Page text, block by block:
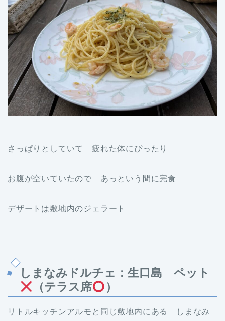
さっぱりとしていて 疲れた体にぴったり
お腹が空いていたので あっという間に完食
デザートは敷地内のジェラート
しまなみドルチェ：生口島 ペット
（テラス席
）
リトルキッチンアルモと同じ敷地内にある しまなみ